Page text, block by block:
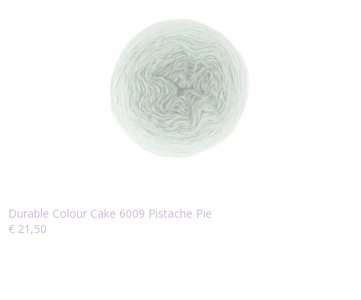
Durable Colour Cake 6009 Pistache Pie
€ 21,50